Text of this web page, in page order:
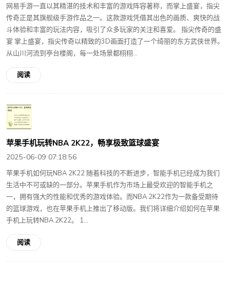
网易手游一直以其精湛的技术和丰富的游戏阵容著称，而掌上盛宴，指尖
传奇正是其旗舰级手游作品之一。这款游戏凭借其出色的画质、爽快的战
斗体验和丰富的玩法内容，吸引了众多玩家的关注和喜爱。 指尖传奇的盛
宴 掌上盛宴，指尖传奇以精致的3D画面打造了一个绮丽的东方武侠世界。
从山川河流到亭台楼阁，每一处场景都栩栩...
阅读
苹果手机玩转NBA 2K22，畅享极致篮球盛宴
2025-06-09 07:18:56
苹果手机如何玩NBA 2K22 随着科技的不断进步，智能手机已经成为我们
生活中不可或缺的一部分。苹果手机作为市场上最受欢迎的智能手机之
一，拥有强大的性能和优秀的游戏体验。而NBA 2K22作为一款备受期待
的篮球游戏，也在苹果手机上推出了移动版。我们将详细介绍如何在苹果
手机上玩转NBA 2K22。 1...
阅读